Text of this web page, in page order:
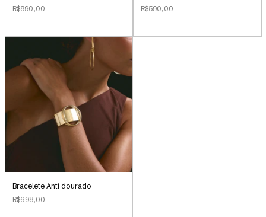
R$890,00
R$590,00
Bracelete Anti dourado
R$698,00